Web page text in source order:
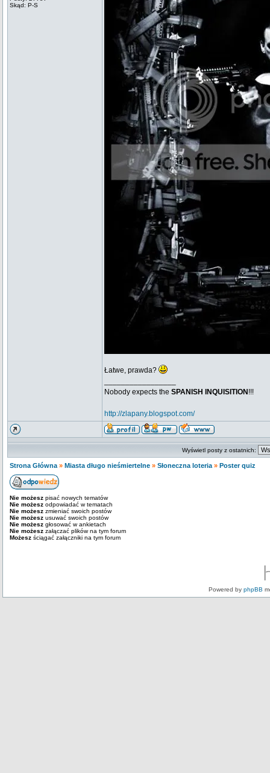
Skąd: P-S
Łatwe, prawda?
Nobody expects the SPANISH INQUISITION !!!
http://zlapany.blogspot.com/
Wyświetl posty z ostatnich:
Strona Główna » Miasta długo nieśmiertelne » Słoneczna loteria » Poster quiz
Nie możesz pisać nowych tematów
Nie możesz odpowiadać w tematach
Nie możesz zmieniać swoich postów
Nie możesz usuwać swoich postów
Nie możesz głosować w ankietach
Nie możesz załączać plików na tym forum
Możesz ściągać załączniki na tym forum
Powered by phpBB